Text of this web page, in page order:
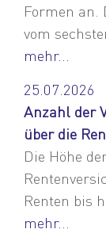
Formen an.
vom
mehr...
25.07.2026
Anzahl der
über die
Die Höhe
Renten bis
mehr...